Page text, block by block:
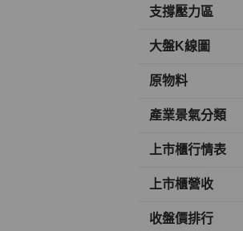
支撐壓力區
大盤K線圖
原物料
產業景氣分類
上市櫃行情表
上市櫃營收
收盤價排行